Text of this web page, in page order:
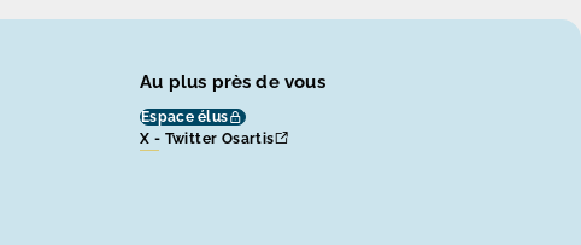
Au plus près de vous
Espace élus
X - Twitter Osartis